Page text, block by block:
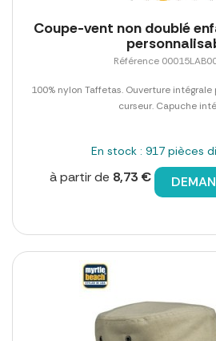
Coupe-vent non doublé
Référence
100% nylon Taffetas. Ouverture
curseur. Capuche
En stock : 917 pièces
à partir de 8,73 €